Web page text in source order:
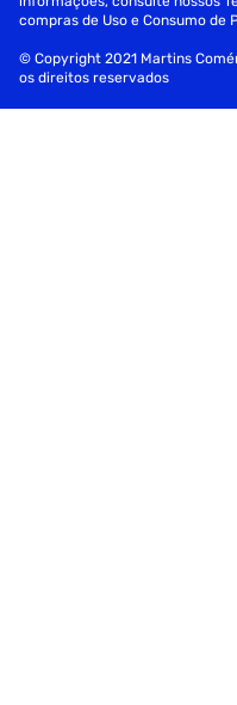
compras de Uso e Consumo de
© Copyright 2021 Martins
os direitos reservados